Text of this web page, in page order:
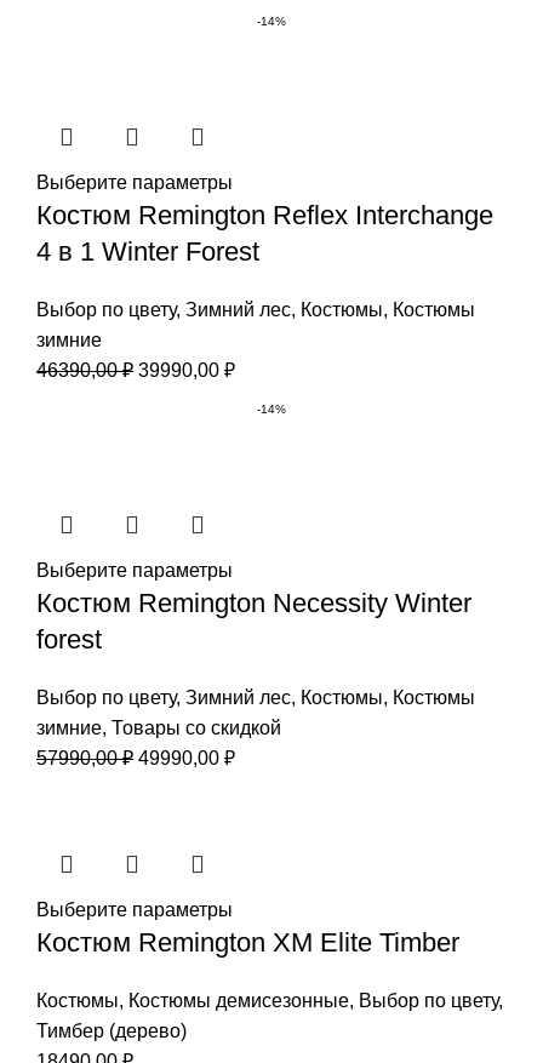
-14%
Выберите параметры
Костюм Remington Reflex Interchange
4 в 1 Winter Forest
Выбор по цвету, Зимний лес, Костюмы, Костюмы
зимние
46390,00₽ Первоначальная
39990,00 ₽Текущая
-14%
Выберите параметры
Костюм Remington Necessity Winter
forest
Выбор по цвету, Зимний лес, Костюмы, Костюмы
зимние, Товары со скидкой
57990,00₽ Первоначальная
49990,00 ₽Текущая
Выберите параметры
Костюм Remington XM Elite Timber
Костюмы, Костюмы демисезонные, Выбор по цвету,
Тимбер (дерево)